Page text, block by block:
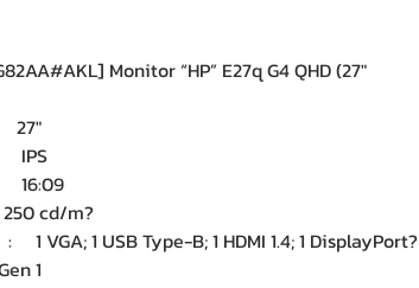
Monitor “HP” E27q G4 QHD (27″
IPS
16:09
cd/m?
VGA; 1 USB Type-B; 1 HDMI 1.4; 1 DisplayPort?
1